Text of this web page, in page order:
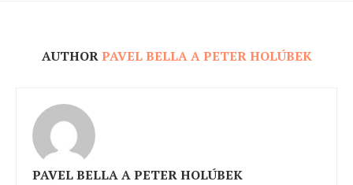
AUTHORPAVEL BELLA A PETER HOLÚBEK
PAVEL BELLA A PETER HOLÚBEK